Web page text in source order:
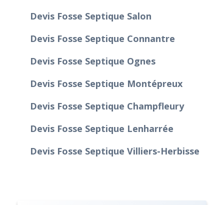
Devis Fosse Septique Salon
Devis Fosse Septique Connantre
Devis Fosse Septique Ognes
Devis Fosse Septique Montépreux
Devis Fosse Septique Champfleury
Devis Fosse Septique Lenharrée
Devis Fosse Septique Villiers-Herbisse